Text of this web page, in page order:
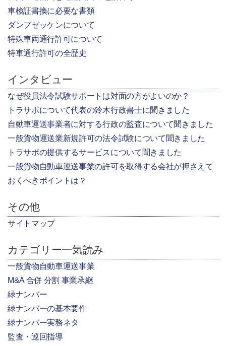
車検証書換に必要な書類
ダンプゼッケンについて
特殊車両通行許可について
特車通行許可の全歴史
インタビュー
なぜ役員法令試験サポートは対面の方がよいのか？
トラサポについて代表の鈴木行政書士に聞きました
自動車運送事業者に対する行政の監査について聞きました
一般貨物運送業新規許可の法令試験について聞きました
トラサポの提供するサービスについて聞きました
一般貨物自動車運送事業の許可を取得する会社が押さえて
おくべきポイントは？
その他
サイトマップ
カテゴリー一気読み
一般貨物自動車運送事業
M&A 合併 分割 事業承継
緑ナンバー
緑ナンバーの基本要件
緑ナンバー実務ネタ
監査・巡回指導